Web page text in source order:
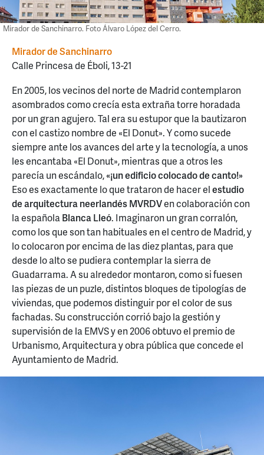
Mirador de Sanchinarro. Foto Álvaro López del Cerro.
Mirador de Sanchinarro
Calle Princesa de Éboli, 13-21
En 2005, los vecinos del norte de Madrid contemplaron
asombrados como crecía esta extraña torre horadada
por un gran agujero. Tal era su estupor que la bautizaron
con el castizo nombre de «El Donut». Y como sucede
siempre ante los avances del arte y la tecnología, a unos
les encantaba «El Donut», mientras que a otros les
parecía un escándalo,«¡un edificio colocado de canto!»
Eso es exactamente lo que trataron de hacer elestudio
de arquitectura neerlandés MVRDVen colaboración con
la españolaBlanca Lleó. Imaginaron un gran corralón,
como los que son tan habituales en el centro de Madrid, y
lo colocaron por encima de las diez plantas, para que
desde lo alto se pudiera contemplar la sierra de
Guadarrama. A su alrededor montaron, como si fuesen
las piezas de un puzle, distintos bloques de tipologías de
viviendas, que podemos distinguir por el color de sus
fachadas. Su construcción corrió bajo la gestión y
supervisión de la EMVS y en 2006 obtuvo el premio de
Urbanismo, Arquitectura y obra pública que concede el
Ayuntamiento de Madrid.